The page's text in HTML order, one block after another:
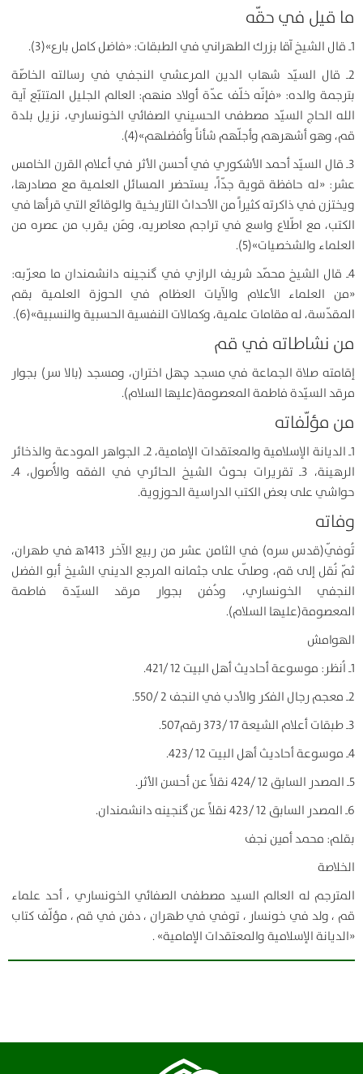
ما قيل في حقّه
1ـ قال الشيخ آقا بزرك الطهراني في الطبقات: «فاضل كامل بارع»(3).
2ـ قال السيّد شهاب الدين المرعشي النجفي في رسالته الخاصّة
بترجمة والده: «فإنّه خلّف عدّة أولاد منهم: العالم الجليل المتتبّع آية
الله الحاج السيّد مصطفى الحسيني الصفائي الخونساري، نزيل بلدة
قم، وهو أشهرهم وأجلّهم شأناً وأفضلهم»(4).
3ـ قال السيّد أحمد الأشكوري في أحسن الأثر في أعلام القرن الخامس
عشر: «له حافظة قوية جدّاً، يستحضر المسائل العلمية مع مصادرها،
ويختزن في ذاكرته كثيراً من الأحداث التاريخية والوقائع التي قرأها في
الكتب، مع اطّلاع واسع في تراجم معاصريه، ومَن يقرب من عصره من
العلماء والشخصيات»(5).
4ـ قال الشيخ محمّد شريف الرازي في گنجينه دانشمندان ما معرّبه:
«من العلماء الأعلام والآيات العظام في الحوزة العلمية بقم
المقدّسة، له مقامات علمية، وكمالات النفسية الحسبية والنسبية»(6).
من نشاطاته في قم
إقامته صلاة الجماعة في مسجد چهل اختران، ومسجد (بالا سر) بجوار
مرقد السيّدة فاطمة المعصومة(عليها السلام).
من مؤلّفاته
1ـ الديانة الإسلامية والمعتقدات الإمامية، 2ـ الجواهر المودعة والذخائر
الرهينة، 3ـ تقريرات بحوث الشيخ الحائري في الفقه والأُصول، 4ـ
حواشي على بعض الكتب الدراسية الحوزوية.
وفاته
تُوفّي(قدس سره) في الثامن عشر من ربيع الآخر 1413ه‍ في طهران،
ثمّ نُقل إلى قم، وصلّى على جثمانه المرجع الديني الشيخ أبو الفضل
النجفي الخونساري، ودُفن بجوار مرقد السيّدة فاطمة
المعصومة(عليها السلام).
الهوامش
1ـ اُنظر: موسوعة أحاديث أهل البيت 12 /421.
2ـ معجم رجال الفكر والأدب في النجف 2 /550.
3ـ طبقات أعلام الشيعة 17 /373 رقم507.
4ـ موسوعة أحاديث أهل البيت 12 /423.
5ـ المصدر السابق 12 /424 نقلاً عن أحسن الأثر.
6ـ المصدر السابق 12 /423 نقلاً عن گنجينه دانشمندان.
بقلم: محمد أمين نجف
الخلاصة
المترجم له العالم السيد مصطفى الصفائي الخونساري ، أحد علماء
قم ، ولد في خونسار ، توفي في طهران ، دفن في قم ، مؤلّف كتاب
«الديانة الإسلامية والمعتقدات الإمامية» .